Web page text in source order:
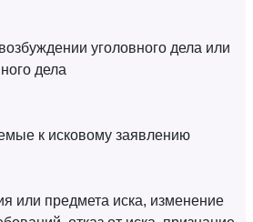
уголовного дела или
дела
к исковому заявлению
или предмета иска, изменение